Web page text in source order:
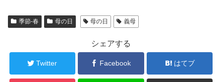
季節-春 母の日 母の日 義母
シェアする
Twitter Facebook はてブ